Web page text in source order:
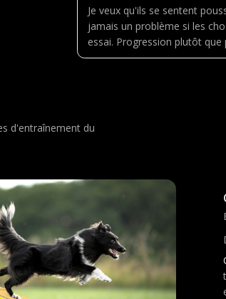
Je veux qu'ils se sentent
jamais un problème si les
essai. Progression plutôt
d'entraînement du